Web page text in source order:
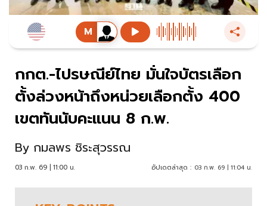
กกต.-ไปรษณีย์ไทย มั่นใจบัตรเลือก
ตั้งล่วงหน้าถึงหน่วยเลือกตั้ง 400
เขตทันนับคะแนน 8 ก.พ.
By กมลพร ชิระสุวรรณ
03 ก.พ. 69 | 11:00 น. อัปเดตล่าสุด : 03 ก.พ. 69 | 11:04 น.